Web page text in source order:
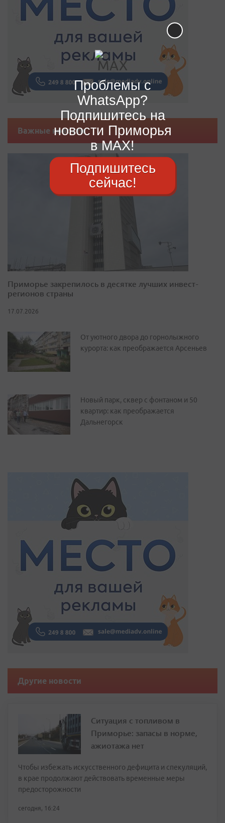
Важные новости
Приморье закрепилось в десятке лучших инвест-
регионов страны
17.07.2026
От уютного двора до горнолыжного
курорта: как преображается Арсеньев
Новый парк, сквер с фонтаном и 50
квартир: как преображается
Дальнегорск
Другие новости
Ситуация с топливом в
Приморье: запасы в норме,
ажиотажа нет
Чтобы избежать искусственного дефицита и спекуляций,
в крае продолжают действовать временные меры
предосторожности
сегодня, 16:24
Проблемы с
WhatsApp?
Подпишитесь на
новости Приморья
в MAX!
Подпишитесь
сейчас!